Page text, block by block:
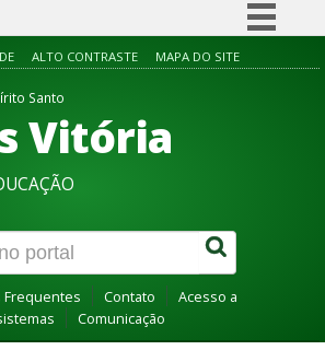
Simplifique!
Acesso à informação
Canais
ALTO CONTRASTE MAPA DO SITE
Santo
Vitória
Frequentes Contato
Acesso a
Comunicação